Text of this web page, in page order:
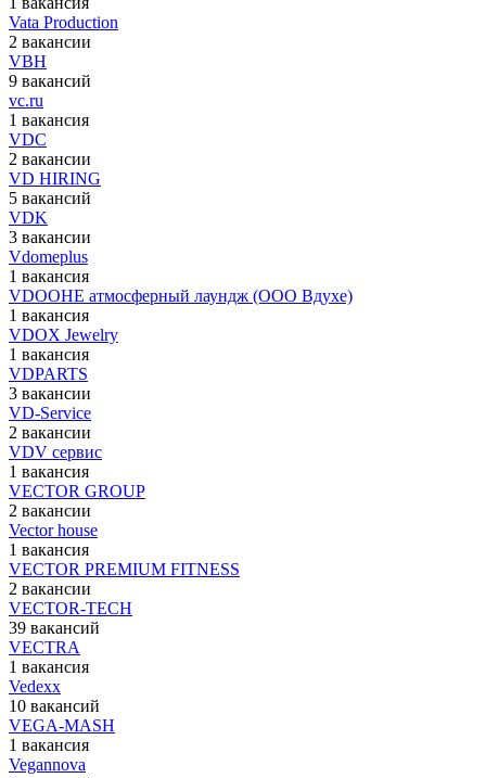
Vata Production
2 вакансии
VBH
9 вакансий
vc.ru
1 вакансия
VDC
2 вакансии
VD HIRING
5 вакансий
VDK
3 вакансии
Vdomeplus
1 вакансия
VDOOHE атмосферный лаундж (ООО Вдухе)
1 вакансия
VDOX Jewelry
1 вакансия
VDPARTS
3 вакансии
VD-Service
2 вакансии
VDV сервис
1 вакансия
VECTOR GROUP
2 вакансии
Vector house
1 вакансия
VECTOR PREMIUM FITNESS
2 вакансии
VECTOR-TECH
39 вакансий
VECTRA
1 вакансия
Vedexx
10 вакансий
VEGA-MASH
1 вакансия
Vegannova